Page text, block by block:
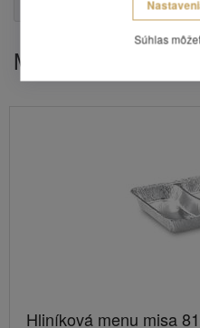
Mohlo by Vás
Hliníková menu misa
Súhlas